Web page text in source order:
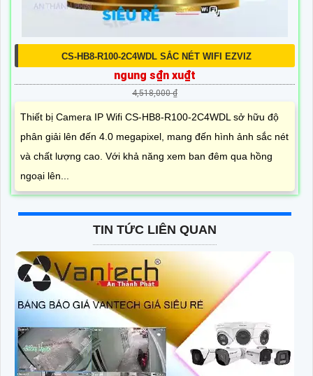
CS-HB8-R100-2C4WDL SẮC NÉT WIFI EZVIZ
ngung s₫n xu₫t
4,518,000 ₫
Thiết bị Camera IP Wifi CS-HB8-R100-2C4WDL sở hữu độ
phân giải lên đến 4.0 megapixel, mang đến hình ảnh sắc nét
và chất lượng cao. Với khả năng xem ban đêm qua hồng
ngoại lên...
TIN TỨC LIÊN QUAN